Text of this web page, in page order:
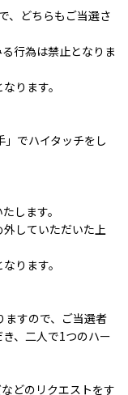
、どちらもご当選さ
行為は禁止となりま
ります。
でハイタッチをし
します。
していただいた上
ります。
ますので、ご当選者
、二人で1つのハー
どのリクエストをす